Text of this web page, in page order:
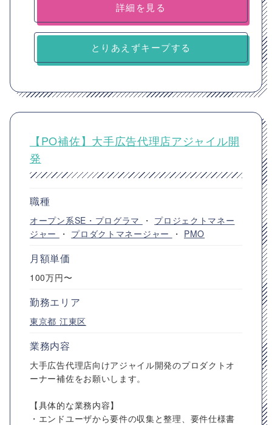
詳細を見る
とりあえずキープする
【PO補佐】大手広告代理店アジャイル開
発
職種
オープン系SE・プログラマ ・ プロジェクトマネー
ジャー
・ プロダクトマネージャー ・ PMO
月額単価
100万円〜
勤務エリア
東京都 江東区
業務内容
大手広告代理店向けアジャイル開発のプロダクトオ
ーナー補佐をお願いします。
【具体的な業務内容】
・エンドユーザから要件の収集と整理、要件仕様書